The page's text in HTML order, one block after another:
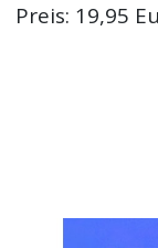
Preis: 19,95